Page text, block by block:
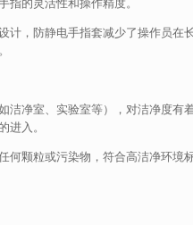
计，防静电手指套减少了操作员
洁净室、实验室等），对洁净度
进入。
何颗粒或污染物，符合高洁净环